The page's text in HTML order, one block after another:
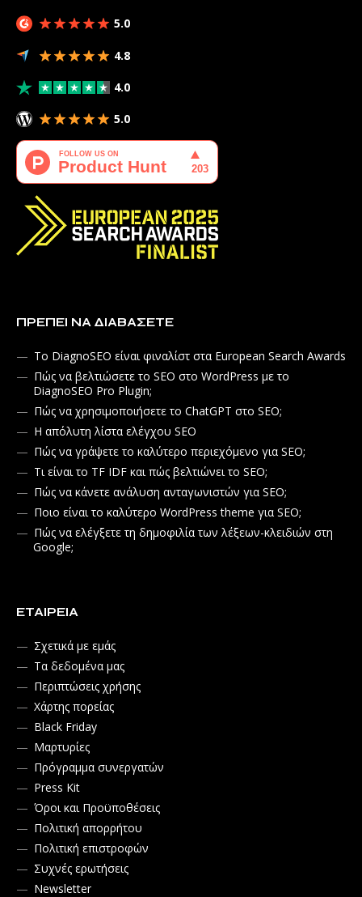
5.0
4.8
4.0
5.0
ΠΡΈΠΕΙ ΝΑ ΔΙΑΒΆΣΕΤΕ
Το DiagnoSEO είναι φιναλίστ στα European Search Awards
Πώς να βελτιώσετε το SEO στο WordPress με το
DiagnoSEO Pro Plugin;
Πώς να χρησιμοποιήσετε το ChatGPT στο SEO;
Η απόλυτη λίστα ελέγχου SEO
Πώς να γράψετε το καλύτερο περιεχόμενο για SEO;
Τι είναι το TF IDF και πώς βελτιώνει το SEO;
Πώς να κάνετε ανάλυση ανταγωνιστών για SEO;
Ποιο είναι το καλύτερο WordPress theme για SEO;
Πώς να ελέγξετε τη δημοφιλία των λέξεων-κλειδιών στη
Google;
ΕΤΑΙΡΕΊΑ
Σχετικά με εμάς
Τα δεδομένα μας
Περιπτώσεις χρήσης
Χάρτης πορείας
Black Friday
Μαρτυρίες
Πρόγραμμα συνεργατών
Press Kit
Όροι και Προϋποθέσεις
Πολιτική απορρήτου
Πολιτική επιστροφών
Συχνές ερωτήσεις
Newsletter